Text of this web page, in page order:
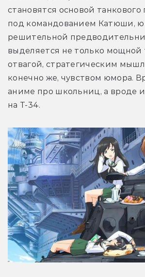
становятся основой
под командованием Катюши,
решительной
выделяется не только мощной
отвагой, стратегическим
конечно же, чувством юмора.
аниме про школьниц, а вроде
на Т-34.